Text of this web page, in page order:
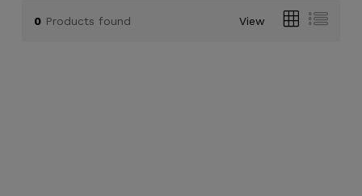
0 Products found View